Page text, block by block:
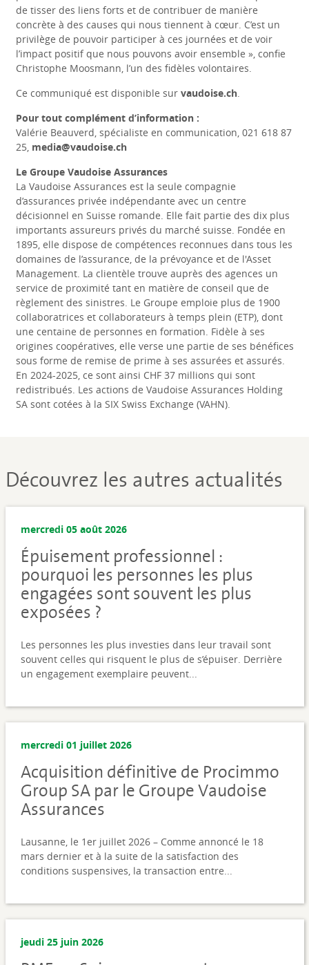
de tisser des liens forts et de contribuer de manière
concrète à des causes qui nous tiennent à cœur. C’est un
privilège de pouvoir participer à ces journées et de voir
l’impact positif que nous pouvons avoir ensemble », confie
Christophe Moosmann, l’un des fidèles volontaires.
Ce communiqué est disponible sur vaudoise.ch.
Pour tout complément d’information :
Valérie Beauverd, spécialiste en communication, 021 618 87
25, media@vaudoise.ch
Le Groupe Vaudoise Assurances
La Vaudoise Assurances est la seule compagnie
d’assurances privée indépendante avec un centre
décisionnel en Suisse romande. Elle fait partie des dix plus
importants assureurs privés du marché suisse. Fondée en
1895, elle dispose de compétences reconnues dans tous les
domaines de l’assurance, de la prévoyance et de l'Asset
Management. La clientèle trouve auprès des agences un
service de proximité tant en matière de conseil que de
règlement des sinistres. Le Groupe emploie plus de 1900
collaboratrices et collaborateurs à temps plein (ETP), dont
une centaine de personnes en formation. Fidèle à ses
origines coopératives, elle verse une partie de ses bénéfices
sous forme de remise de prime à ses assurées et assurés.
En 2024-2025, ce sont ainsi CHF 37 millions qui sont
redistribués. Les actions de Vaudoise Assurances Holding
SA sont cotées à la SIX Swiss Exchange (VAHN).
Découvrez les autres actualités
mercredi 05 août 2026
Épuisement professionnel :
pourquoi les personnes les plus
engagées sont souvent les plus
exposées ?
Les personnes les plus investies dans leur travail sont
souvent celles qui risquent le plus de s’épuiser. Derrière
un engagement exemplaire peuvent...
mercredi 01 juillet 2026
Acquisition définitive de Procimmo
Group SA par le Groupe Vaudoise
Assurances
Lausanne, le 1er juillet 2026 – Comme annoncé le 18
mars dernier et à la suite de la satisfaction des
conditions suspensives, la transaction entre...
jeudi 25 juin 2026